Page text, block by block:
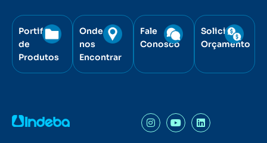
Portifólio
de
Produtos
Onde
nos
Encontrar
Fale
Conosco
Solicite
Orçamento